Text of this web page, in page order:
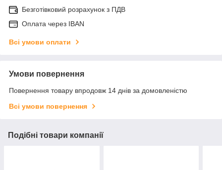
Безготівковий розрахунок з ПДВ
Оплата через IBAN
Всі умови оплати
Умови повернення
Повернення товару впродовж 14 днів за домовленістю
Всі умови повернення
Подібні товари компанії